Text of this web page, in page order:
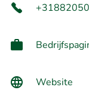
Website